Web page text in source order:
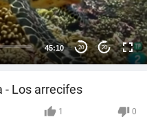
45:10 20 20
- Los arrecifes
1 0